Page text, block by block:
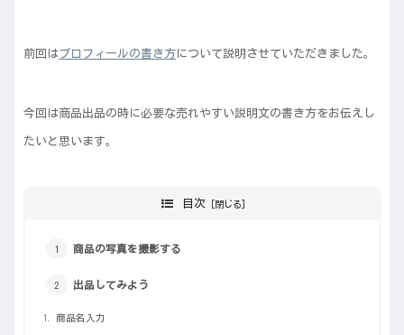
前回はプロフィールの書き方について説明させていただきました。
今回は商品出品の時に必要な売れやすい説明文の書き方をお伝えし
たいと思います。
目次
商品の写真を撮影する
出品してみよう
商品名入力